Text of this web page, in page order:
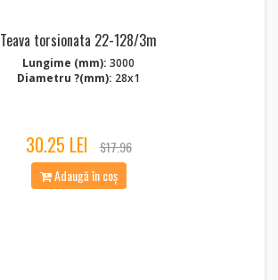
Teava torsionata 22-128/3m
Lungime (mm): 3000
Diametru ?(mm): 28x1
30.25 LEI
$17.96
Adaugă în coș